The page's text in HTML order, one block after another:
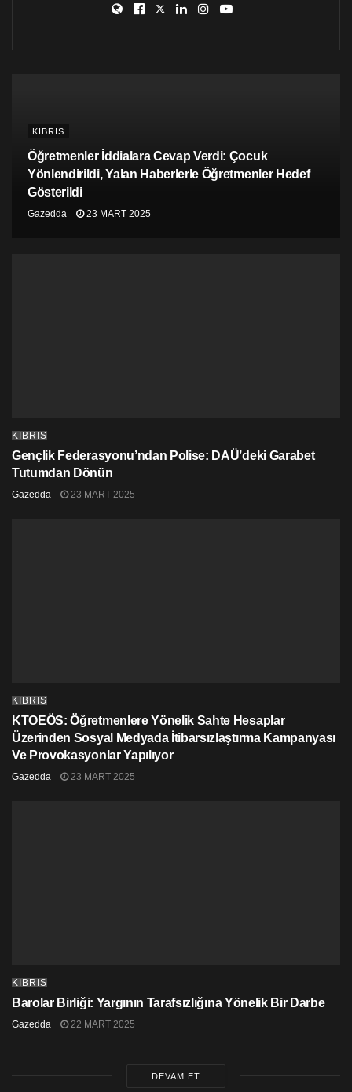
KIBRIS
Öğretmenler İddialara Cevap Verdi: Çocuk
Yönlendirildi, Yalan Haberlerle Öğretmenler Hedef
Gösterildi
Gazedda 23 MART 2025
KIBRIS
Gençlik Federasyonu’ndan Polise: DAÜ’deki Garabet
Tutumdan Dönün
Gazedda 23 MART 2025
KIBRIS
KTOEÖS: Öğretmenlere Yönelik Sahte Hesaplar
Üzerinden Sosyal Medyada İtibarsızlaştırma Kampanyası
Ve Provokasyonlar Yapılıyor
Gazedda 23 MART 2025
KIBRIS
Barolar Birliği: Yargının Tarafsızlığına Yönelik Bir Darbe
Gazedda 22 MART 2025
DEVAM ET